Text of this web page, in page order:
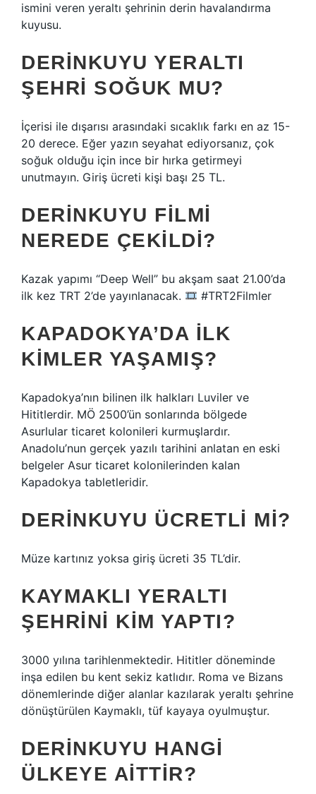
ismini veren yeraltı şehrinin derin havalandırma
kuyusu.
DERINKUYU YERALTI
ŞEHRI SOĞUK MU?
İçerisi ile dışarısı arasındaki sıcaklık farkı en az 15-
20 derece. Eğer yazın seyahat ediyorsanız, çok
soğuk olduğu için ince bir hırka getirmeyi
unutmayın. Giriş ücreti kişi başı 25 TL.
DERINKUYU FILMI
NEREDE ÇEKILDI?
Kazak yapımı “Deep Well” bu akşam saat 21.00’da
ilk kez TRT 2’de yayınlanacak.
#TRT2Filmler
KAPADOKYA’DA ILK
KIMLER YAŞAMIŞ?
Kapadokya’nın bilinen ilk halkları Luviler ve
Hititlerdir. MÖ 2500’ün sonlarında bölgede
Asurlular ticaret kolonileri kurmuşlardır.
Anadolu’nun gerçek yazılı tarihini anlatan en eski
belgeler Asur ticaret kolonilerinden kalan
Kapadokya tabletleridir.
DERINKUYU ÜCRETLI MI?
Müze kartınız yoksa giriş ücreti 35 TL’dir.
KAYMAKLI YERALTI
ŞEHRINI KIM YAPTI?
3000 yılına tarihlenmektedir. Hititler döneminde
inşa edilen bu kent sekiz katlıdır. Roma ve Bizans
dönemlerinde diğer alanlar kazılarak yeraltı şehrine
dönüştürülen Kaymaklı, tüf kayaya oyulmuştur.
DERINKUYU HANGI
ÜLKEYE AITTIR?